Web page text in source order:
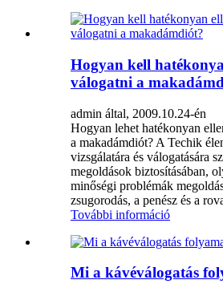
Hogyan kell
válogatni a
admin által, 2009.10.24-én
Hogyan lehet hatékonyan
a makadámdiót? A Techik
vizsgálatára és válogatására
megoldások biztosításában,
minőségi problémák
zsugorodás, a penész és a
További információ
Mi a kávéválogatás